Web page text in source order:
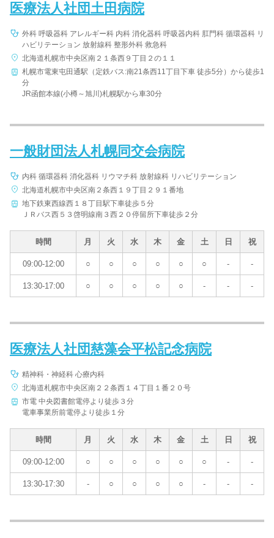
医療法人社団土田病院
外科 呼吸器科 アレルギー科 内科 消化器科 呼吸器内科 肛門科 循環器科 リ
ハビリテーション 放射線科 整形外科 救急科
北海道札幌市中央区南２１条西９丁目２の１１
札幌市電東屯田通駅（定鉄バス:南21条西11丁目下車 徒歩5分）から徒歩1
分
JR函館本線(小樽～旭川)札幌駅から車30分
一般財団法人札幌同交会病院
内科 循環器科 消化器科 リウマチ科 放射線科 リハビリテーション
北海道札幌市中央区南２条西１９丁目２９１番地
地下鉄東西線西１８丁目駅下車徒歩５分
ＪＲバス西５３啓明線南３西２０停留所下車徒歩２分
時間 月 火 水 木 金 土 日 祝
09:00-12:00 ○ ○ ○ ○ ○ ○ - -
13:30-17:00 ○ ○ ○ ○ ○ - - -
医療法人社団慈藻会平松記念病院
精神科・神経科 心療内科
北海道札幌市中央区南２２条西１４丁目１番２０号
市電 中央図書館電停より徒歩３分
電車事業所前電停より徒歩１分
時間 月 火 水 木 金 土 日 祝
09:00-12:00 ○ ○ ○ ○ ○ ○ - -
13:30-17:30 - ○ ○ ○ ○ - - -